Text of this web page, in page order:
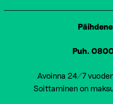
Puh.
Avoinna 24/7
Soittaminen on